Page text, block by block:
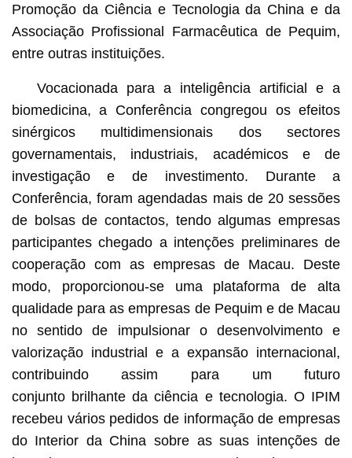
Promoção da Ciência e Tecnologia da China e da
Associação Profissional Farmacêutica de Pequim,
entre outras instituições.
Vocacionada para a inteligência artificial e a
biomedicina, a Conferência congregou os efeitos
sinérgicos multidimensionais dos sectores
governamentais, industriais, académicos e de
investigação e de investimento. Durante a
Conferência, foram agendadas mais de 20 sessões
de bolsas de contactos, tendo algumas empresas
participantes chegado a intenções preliminares de
cooperação com as empresas de Macau. Deste
modo, proporcionou-se uma plataforma de alta
qualidade para as empresas de Pequim e de Macau
no sentido de impulsionar o desenvolvimento e
valorização industrial e a expansão internacional,
contribuindo assim para um futuro
conjunto brilhante da ciência e tecnologia. O IPIM
recebeu vários pedidos de informação de empresas
do Interior da China sobre as suas intenções de